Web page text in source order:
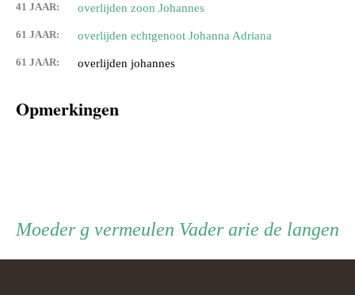
41 JAAR: overlijden zoon Johannes
61 JAAR: overlijden echtgenoot Johanna Adriana
61 JAAR: overlijden johannes
Opmerkingen
Persoon
VaderVader
arie de langen
MoederMoeder
g vermeulen